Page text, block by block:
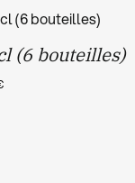
(6 bouteilles)